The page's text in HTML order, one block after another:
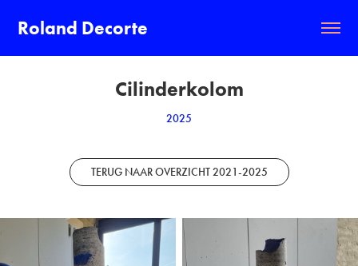
Roland Decorte
Cilinderkolom
2025
TERUG NAAR OVERZICHT 2021-2025